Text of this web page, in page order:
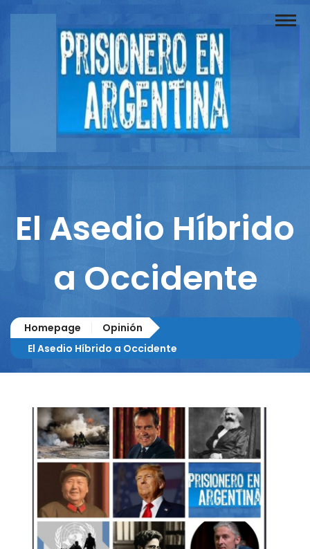
Buscador
Documentos
Reportajes
El Asedio Híbrido
a Occidente
Homepage
Opinión
El Asedio Híbrido a Occidente